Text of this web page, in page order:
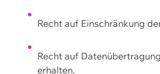
Recht auf Einschränkung
Recht auf
erhalten.